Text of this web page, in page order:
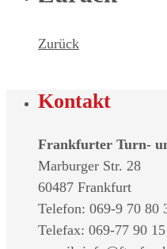
Zurück
Kontakt
Frankfurter Turn-
Marburger Str. 28
60487 Frankfurt
Telefon: 069-9 70 80
Telefax: 069-77 90 15